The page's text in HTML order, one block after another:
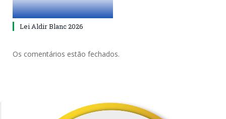
Lei Aldir Blanc 2026
Os comentários estão fechados.